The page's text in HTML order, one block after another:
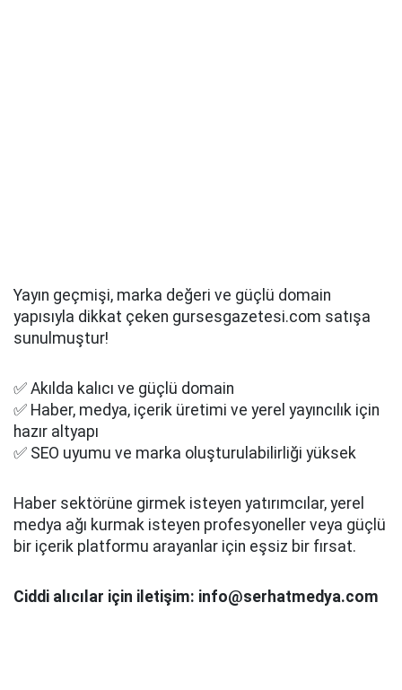
Yayın geçmişi, marka değeri ve güçlü domain
yapısıyla dikkat çeken gursesgazetesi.com satışa
sunulmuştur!
✅ Akılda kalıcı ve güçlü domain
✅ Haber, medya, içerik üretimi ve yerel yayıncılık için
hazır altyapı
✅ SEO uyumu ve marka oluşturulabilirliği yüksek
Haber sektörüne girmek isteyen yatırımcılar, yerel
medya ağı kurmak isteyen profesyoneller veya güçlü
bir içerik platformu arayanlar için eşsiz bir fırsat.
Ciddi alıcılar için iletişim: info@serhatmedya.com